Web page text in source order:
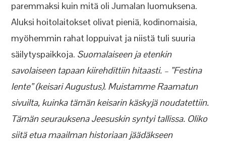
paremmaksi kuin mitä oli Jumalan luomuksena.
Aluksi hoitolaitokset olivat pieniä, kodinomaisia,
myöhemmin rahat loppuivat ja niistä tuli suuria
säilytyspaikkoja. Suomalaiseen ja etenkin
savolaiseen tapaan kiirehdittiin hitaasti. – ”Festina
lente” (keisari Augustus). Muistamme Raamatun
sivuilta, kuinka tämän keisarin käskyjä noudatettiin.
Tämän seurauksena Jeesuskin syntyi tallissa. Oliko
siitä etua maailman historiaan jäädäkseen